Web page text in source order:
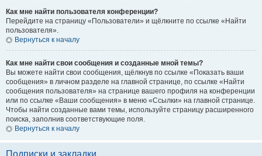
Как мне найти пользователя конференции?
Перейдите на страницу «Пользователи» и щёлкните по ссылке «Найти
пользователя».
Вернуться к началу
Как мне найти свои сообщения и созданные мной темы?
Вы можете найти свои сообщения, щёлкнув по ссылке «Показать ваши
сообщения» в личном разделе на главной странице, по ссылке «Найти
сообщения пользователя» на странице вашего профиля на конференции
или по ссылке «Ваши сообщения» в меню «Ссылки» на главной странице.
Чтобы найти созданные вами темы, используйте страницу расширенного
поиска, заполнив соответствующие поля.
Вернуться к началу